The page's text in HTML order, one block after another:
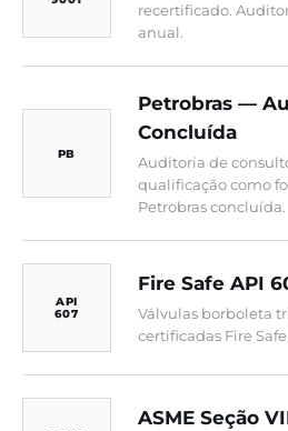
recertificado.
anual.
PB
Petrobras —
Concluída
Auditoria de
qualificação como
Petrobras concluída.
API
607
Fire Safe API
Válvulas borboleta
certificadas Fire Safe
ASME Seção